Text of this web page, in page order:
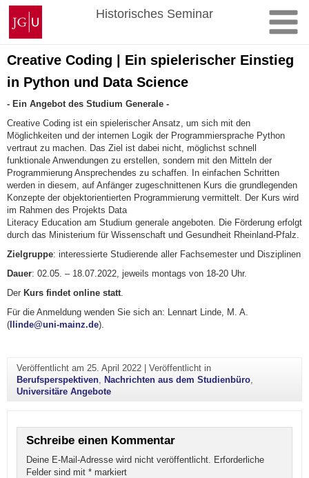
Zum
Inhalt
springen
Johannes
Gutenberg-
Universität
Mainz
Historisches Seminar
Creative Coding | Ein spielerischer Einstieg
in Python und Data Science
- Ein Angebot des Studium Generale -
Creative Coding ist ein spielerischer Ansatz, um sich mit den
Möglichkeiten und der internen Logik der Programmiersprache Python
vertraut zu machen. Das Ziel ist dabei nicht, möglichst schnell
funktionale Anwendungen zu erstellen, sondern mit den Mitteln der
Programmierung Ansprechendes zu schaffen. In einfachen Schritten
werden in diesem, auf Anfänger zugeschnittenen Kurs die grundlegenden
Konzepte der objektorientierten Programmierung vermittelt. Der Kurs wird
im Rahmen des Projekts Data
Literacy Education am Studium generale angeboten. Die Förderung erfolgt
durch das Ministerium für Wissenschaft und Gesundheit Rheinland-Pfalz.
Zielgruppe: interessierte Studierende aller Fachsemester und Disziplinen
Dauer: 02.05. – 18.07.2022, jeweils montags von 18-20 Uhr.
Der Kurs findet online statt
Für die Anmeldung wenden Sie sich an: Lennart Linde, M. A.
(llinde@uni-mainz.de).
Veröffentlicht am 25. April 2022| Veröffentlicht in
Berufsperspektiven, Nachrichten aus dem Studienbüro,
Universitäre Angebote
Schreibe einen Kommentar
Deine E-Mail-Adresse wird nicht veröffentlicht.
Erforderliche
Felder sind mit *markiert